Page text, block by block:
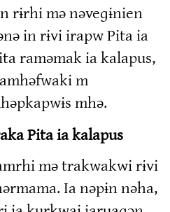
rɨrhi mə nəveɡɨnien
in rɨvi irapw Pita ia
raməmak ia kalapus,
m
mhə.
Pita ia kalapus
mə trakwakwi rɨvi
Ia nəpɨn nəha,